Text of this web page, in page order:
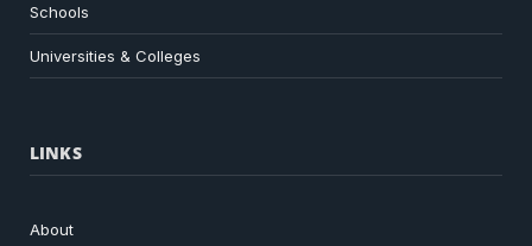
Schools
Universities & Colleges
LINKS
About